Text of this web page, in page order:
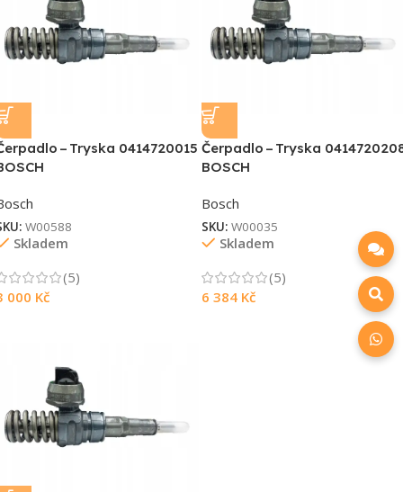
– Tryska 0414720015
W00588
Skladem
(5)
000 Kč
Čerpadlo – Tryska
BOSCH
Bosch
SKU: W00035
Skladem
(5)
6 384 Kč